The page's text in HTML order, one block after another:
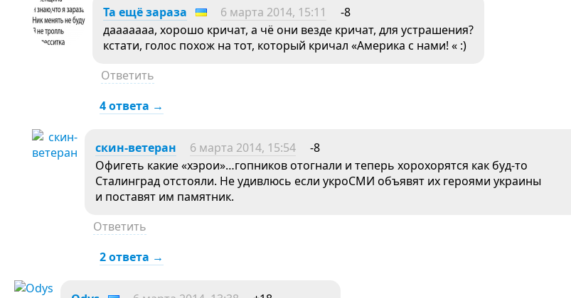
Та ещё зараза 6 марта 2014, 15:11
-8
дааааааа, хорошо кричат, а чё они везде кричат, для устрашения?
кстати, голос похож на тот, который кричал «Америка с нами! « :)
Ответить
4 ответа →
скин-ветеран 6 марта 2014, 15:54
-8
Офигеть какие «хэрои»…гопников отогнали и теперь хорохорятся как буд-то
Сталинград отстояли. Не удивлюсь если укроСМИ объявят их героями украины
и поставят им памятник.
Ответить
2 ответа →